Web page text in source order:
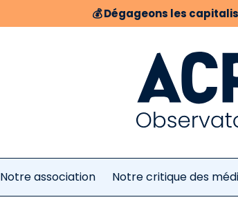
💰Dégageons les
Notre association Notre critique des